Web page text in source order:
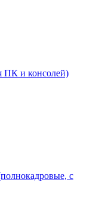
ПК и консолей)
с